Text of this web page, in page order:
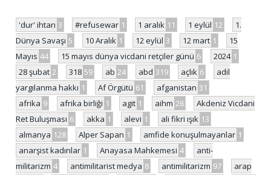
'dur' ihtarı 3 #refusewar 1 1 aralık 11 1 eylül 12
1.
Dünya Savaşı 5 10 Aralık 1 12 eylül 3 12 mart 1
15
Mayıs 44 15 mayıs dünya vicdani retçiler günü 6 2024 1
28 şubat 2 318 59 ab 24 abd 319 açlık 6
adil
yargılanma hakkı 1 Af Örgütü 61 afganistan 31
afrika 9 afrika birliği 1 agit 1 aihm 26
Akdeniz Vicdani
Ret Buluşması 6 akka 1 alevi 1 ali fikri ışık 13
almanya 128 Alper Sapan 1 amfide konuşulmayanlar 1
anarşist kadınlar 1 Anayasa Mahkemesi 4
anti-
militarizm 4 antimilitarist medya 8 antimilitarizm 97
arap